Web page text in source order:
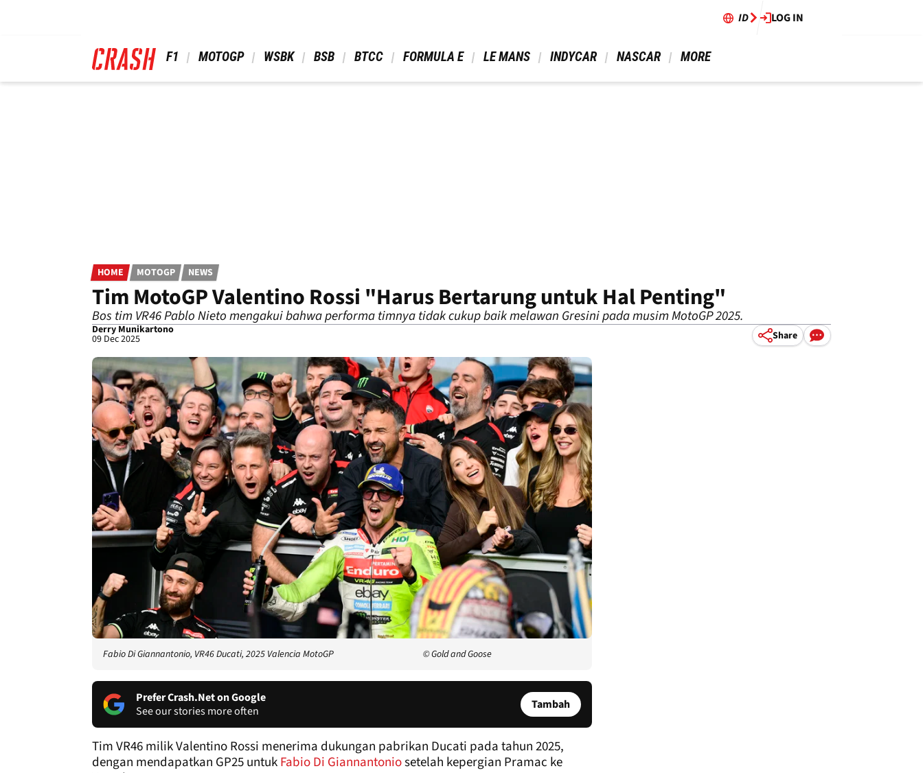
ID LOG IN
F1 MOTOGP WSBK BSB BTCC FORMULA E LE MANS INDYCAR NASCAR MORE
HOME MOTOGP NEWS
Tim MotoGP Valentino Rossi "Harus Bertarung untuk Hal Penting"
Bos tim VR46 Pablo Nieto mengakui bahwa performa timnya tidak cukup baik melawan Gresini pada musim MotoGP 2025.
Derry Munikartono
09 Dec 2025 Share
Fabio Di Giannantonio, VR46 Ducati, 2025 Valencia MotoGP © Gold and Goose
Prefer Crash.Net on Google
See our stories more often
Tambah
Tim VR46 milik Valentino Rossi menerima dukungan pabrikan Ducati pada tahun 2025,
dengan mendapatkan GP25 untukFabio Di Giannantoniosetelah kepergian Pramac ke